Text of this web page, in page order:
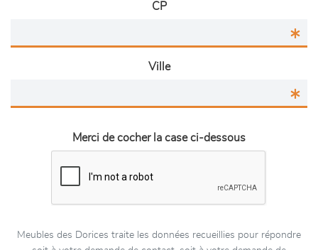
CP
Ville
Merci de cocher la case ci-dessous
Meubles des Dorices traite les données recueillies pour répondre